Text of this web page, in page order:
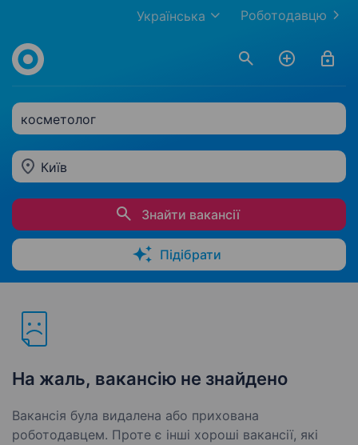
Роботодавцю
Українська
косметолог
Київ
Знайти вакансії
Підібрати
На жаль, вакансію не знайдено
Вакансія була видалена або прихована
роботодавцем. Проте є інші хороші вакансії, які